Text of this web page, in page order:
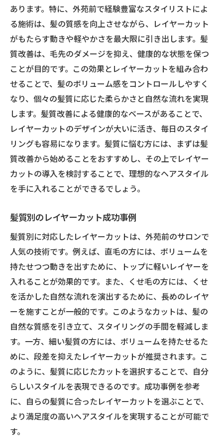
あります。特に、外苑前で経験豊富なスタイリストによ
る施術は、髪の質感を向上させながら、レイヤーカット
がもたらす動きや軽やかさを最大限に引き出します。髪
質改善は、毛先のダメージを抑え、健康的な状態を保つ
ことが目的です。この効果とレイヤーカットを組み合わ
せることで、髪のボリューム感をコントロールしやすく
なり、個々の髪質に応じた柔らかさと自然な流れを実現
します。髪質改善による健康的なベースがあることで、
レイヤーカットのデザインが大いに活き、毎日のスタイ
リングも容易になります。髪質に悩む方には、まずは髪
質改善から始めることをおすすめし、その上でレイヤー
カットの導入を検討することで、理想的なヘアスタイル
を手に入れることができるでしょう。
髪質別のレイヤーカット成功事例
髪質別に対応したレイヤーカットは、外苑前のサロンで
人気の技術です。例えば、直毛の方には、ボリュームを
持たせつつ動きを出すために、トップに軽いレイヤーを
入れることが効果的です。また、くせ毛の方には、くせ
を活かした自然な流れを演出するために、長めのレイヤ
ーを施すことが一般的です。このようなカットは、髪の
自然な質感を引き立て、スタイリングの手間を軽減しま
す。一方、細い髪質の方には、ボリュームを持たせるた
めに、段差を抑えたレイヤーカットが推奨されます。こ
のように、髪質に応じたカットを選択することで、自分
らしいスタイルを表現できるのです。成功事例を参考
に、自らの髪質に合ったレイヤーカットを選ぶことで、
より満足度の高いヘアスタイルを実現することが可能で
す。